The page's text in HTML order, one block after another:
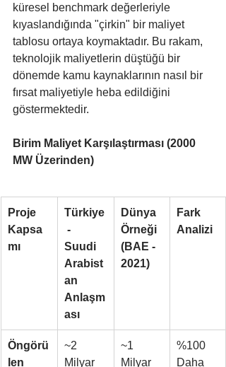
küresel benchmark değerleriyle
kıyaslandığında "çirkin" bir maliyet
tablosu ortaya koymaktadır. Bu rakam,
teknolojik maliyetlerin düştüğü bir
dönemde kamu kaynaklarının nasıl bir
fırsat maliyetiyle heba edildiğini
göstermektedir.
Birim Maliyet Karşılaştırması (2000
MW Üzerinden)
Proje
Kapsa
mı
Türkiye
-
Suudi
Arabist
an
Anlaşm
ası
Dünya
Örneği
(BAE -
2021)
Fark
Analizi
Öngörü
len
~2
Milyar
~1
Milyar
%100
Daha